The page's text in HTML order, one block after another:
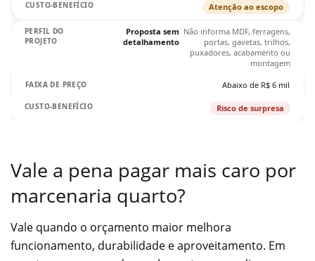
Atenção ao escopo
Proposta sem
detalhamento
Não informa MDF, ferragens,
portas, gavetas, trilhos,
puxadores, acabamento ou
montagem
Abaixo de R$ 6 mil
Risco de surpresa
Vale a pena pagar mais caro por
marcenaria quarto?
Vale quando o orçamento maior melhora
funcionamento, durabilidade e aproveitamento. Em